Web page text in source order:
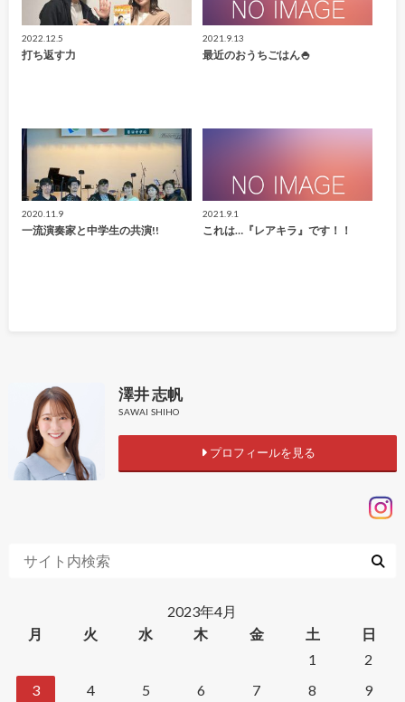
2022.12.5
打ち返す力
2021.9.13
最近のおうちごはん🍚
2020.11.9
一流演奏家と中学生の共演!!
2021.9.1
これは…『レアキラ』です！！
澤井 志帆
SAWAI SHIHO
プロフィールを見る
2023年4月
月
火 水 木 金 土
日
1
2
3
4 5 6 7 8
9